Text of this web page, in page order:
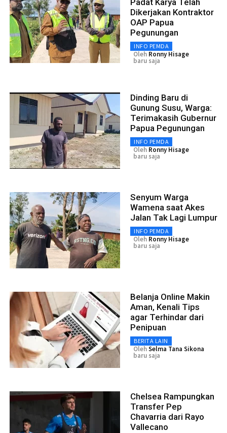
Padat Karya Telah
Dikerjakan Kontraktor
OAP Papua
Pegunungan
INFO PEMDA
Oleh Ronny Hisage
baru saja
Dinding Baru di
Gunung Susu, Warga:
Terimakasih Gubernur
Papua Pegunungan
INFO PEMDA
Oleh Ronny Hisage
baru saja
Senyum Warga
Wamena saat Akes
Jalan Tak Lagi Lumpur
INFO PEMDA
Oleh Ronny Hisage
baru saja
Belanja Online Makin
Aman, Kenali Tips
agar Terhindar dari
Penipuan
BERITA LAIN
OlehSelma Tana Sikona
baru saja
Chelsea Rampungkan
Transfer Pep
Chavarria dari Rayo
Vallecano